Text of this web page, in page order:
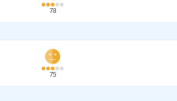
78
75